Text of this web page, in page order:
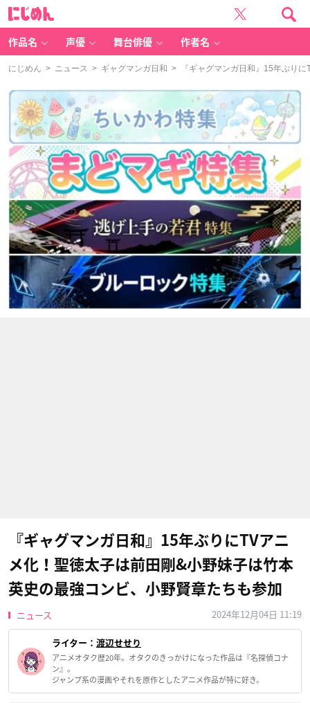
作品名 声優 舞台俳優 作者名
にじめん > ニュース > ギャグマンガ日和 > 『ギャグマンガ日和』15年ぶりに
『ギャグマンガ日和』15年ぶりにTVアニ
メ化！聖徳太子は前田剛&小野妹子は竹本
英史の最強コンビ、小野賢章たちも参加
ニュース 2024年12月04日 11:19
ライター： 渡辺せせり
アニメオタク歴20年。オタクのきっかけになった作品は『名探偵コナ
ン』。
ジャンプ系の漫画やそれを原作としたアニメ作品が特に好き。